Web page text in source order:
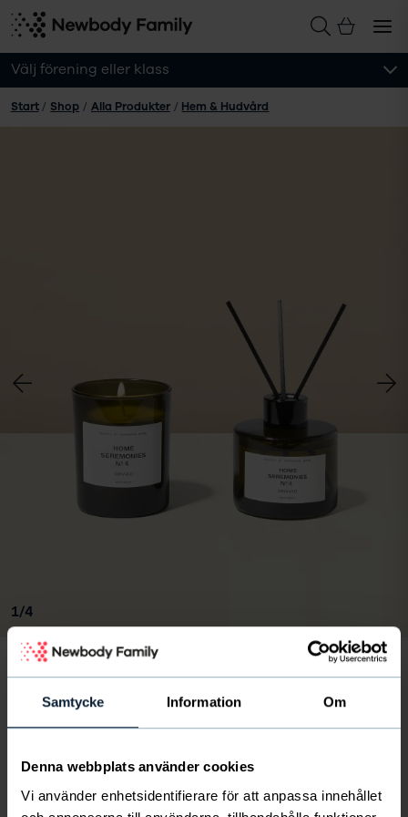
Samtycke Information Om
Denna webbplats använder cookies
Vi använder enhetsidentifierare för att anpassa innehållet
Välj förening eller klass
Start / Shop / Alla Produkter / Hem & Hudvård
Bild
1av
/4
Aroma Set Drivved
180kr
4.6
Aroma Set drivved sprider en härligt, lyxig doft av